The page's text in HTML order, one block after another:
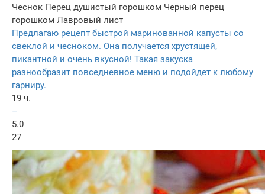
Чеснок Перец душистый горошком Черный перец
горошком Лавровый лист
Предлагаю рецепт быстрой маринованной капусты со
свеклой и чесноком. Она получается хрустящей,
пикантной и очень вкусной! Такая закуска
разнообразит повседневное меню и подойдет к любому
гарниру.
19 ч.
–
5.0
27